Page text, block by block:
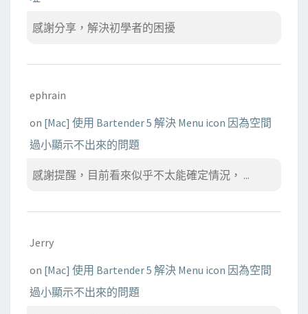
感謝分享，解決初學者的困擾
ephrain
on [Mac] 使用 Bartender 5 解決 Menu icon 因為空間
過小顯示不出來的問題
感謝提醒，目前看來似乎不太能確定情況， ...
Jerry
on [Mac] 使用 Bartender 5 解決 Menu icon 因為空間
過小顯示不出來的問題